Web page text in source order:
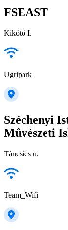
FSEAST
Kikötő I.
Ugripark
Széchenyi
Mûvészeti
Táncsics u.
Team_Wifi